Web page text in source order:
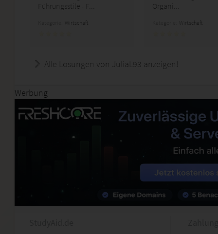
Führungsstile - F...
Wirtschaft
Organi...
Wirtschaft
Alle Lösungen von JuliaL93 anzeigen!
Werbung